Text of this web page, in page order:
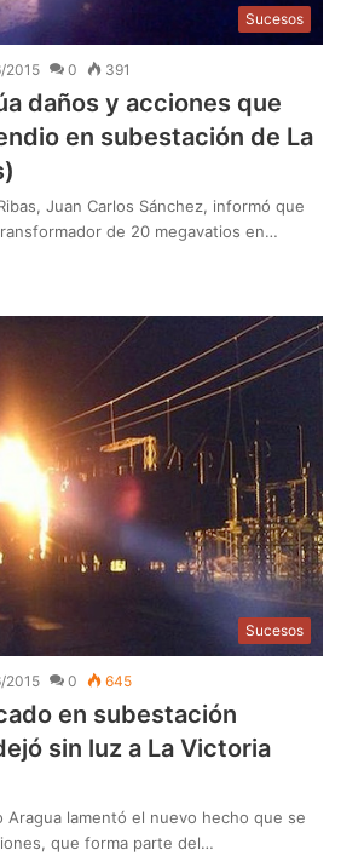
Sucesos
2015 0 391
daños y acciones que
en subestación de La
Juan Carlos Sánchez, informó que
de 20 megavatios en…
Sucesos
2015 0 645
en subestación
sin luz a La Victoria
Aragua lamentó el nuevo hecho que se
que forma parte del…